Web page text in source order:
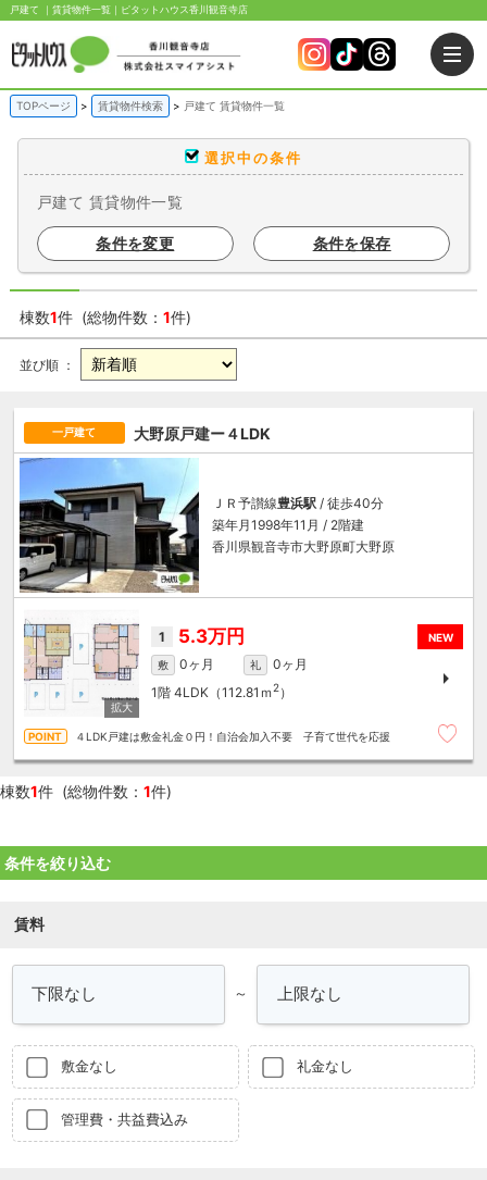
戸建て ｜賃貸物件一覧｜ピタットハウス香川観音寺店
TOPページ 賃貸物件検索 戸建て 賃貸物件一覧
選択中の条件
戸建て 賃貸物件一覧
条件を変更 条件を保存
棟数1件 (総物件数： 1件)
並び順 ：
一戸建て 大野原戸建ー４LDK
ＪＲ予讃線豊浜駅 / 徒歩40分
築年月1998年11月 / 2階建
香川県観音寺市大野原町大野原
NEW
1 5.3万円
敷 0ヶ月 礼
0ヶ月
1階 4LDK（112.81ｍ2）
４LDK戸建は敷金礼金０円！自治会加入不要 子育て世代を応援
棟数1件 (総物件数： 1件)
条件を絞り込む
賃料
～
敷金なし 礼金なし
管理費・共益費込み